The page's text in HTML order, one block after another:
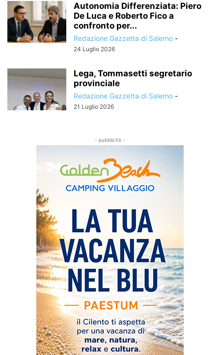
Autonomia Differenziata: Piero
De Luca e Roberto Fico a
confronto per...
Redazione Gazzetta di Salerno -
24 Luglio 2026
Lega, Tommasetti segretario
provinciale
Redazione Gazzetta di Salerno -
21 Luglio 2026
- pubblicità -